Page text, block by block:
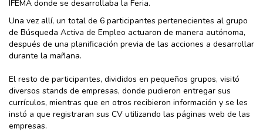
IFEMA donde se desarrollaba la Feria.
Una vez allí, un total de 6 participantes pertenecientes al grupo
de Búsqueda Activa de Empleo actuaron de manera autónoma,
después de una planificación previa de las acciones a desarrollar
durante la mañana.
El resto de participantes, divididos en pequeños grupos, visitó
diversos stands de empresas, donde pudieron entregar sus
currículos, mientras que en otros recibieron información y se les
instó a que registraran sus CV utilizando las páginas web de las
empresas.